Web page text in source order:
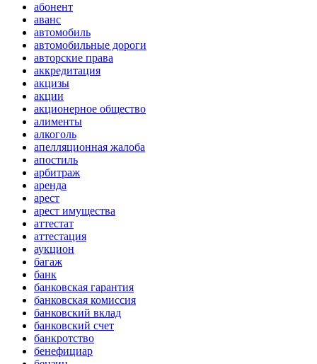
абонент
аванс
автомобиль
автомобильные дороги
авторские права
аккредитация
акцизы
акции
акционерное общество
алименты
алкоголь
апелляционная жалоба
апостиль
арбитраж
аренда
арест
арест имущества
аттестат
аттестация
аукцион
багаж
банк
банковская гарантия
банковская комиссия
банковский вклад
банковский счет
банкротство
бенефициар